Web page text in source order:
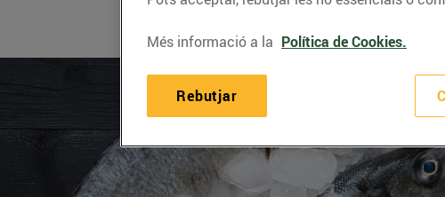
Més informació a la Política de Cookies.
Rebutjar